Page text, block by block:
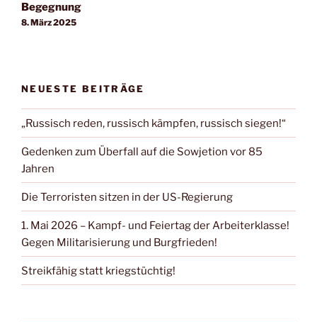
Begegnung
8. März 2025
NEUESTE BEITRÄGE
„Russisch reden, russisch kämpfen, russisch siegen!“
Gedenken zum Überfall auf die Sowjetion vor 85
Jahren
Die Terroristen sitzen in der US-Regierung
1. Mai 2026 – Kampf- und Feiertag der Arbeiterklasse!
Gegen Militarisierung und Burgfrieden!
Streikfähig statt kriegstüchtig!